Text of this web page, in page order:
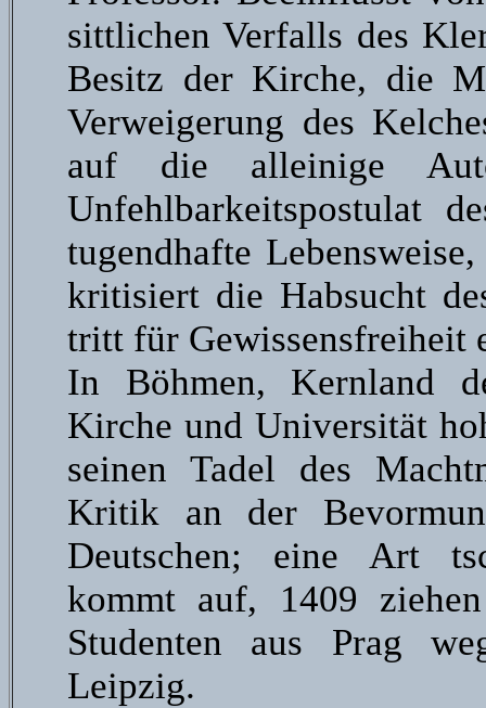
sittlichen Verfalls des
Besitz der Kirche, die
Verweigerung des
auf die alleinige
Unfehlbarkeitspostulat
tugendhafte
kritisiert die Habsucht
tritt für Gewissensfreiheit
In Böhmen, Kernland
Kirche und Universität
seinen Tadel des
Kritik an der
Deutschen; eine Art
kommt auf, 1409
Studenten aus Prag
Leipzig.